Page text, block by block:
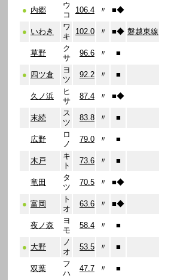
● 内郷
ウ
コ
106.4 〃 ■◆
● いわき
ワ
キ
102.0 〃 ■◆ 磐越東線
草野
ク
サ
96.6 〃 ■
● 四ツ倉
ヨ
ツ
92.2 〃 ■
久ノ浜
ヒ
サ
87.4 〃 ■◆
末続
ス
ツ
83.8 〃 ■
広野
ロ
ノ
79.0 〃 ■
木戸
キ
ト
73.6 〃 ■
竜田
タ
ツ
70.5 〃 ■◆
● 富岡
ト
オ
63.6 〃 ■◆
夜ノ森
ヨ
モ
58.4 〃 ■
● 大野
ノ
オ
53.5 〃 ■
双葉
フ
ハ
47.7 〃 ■